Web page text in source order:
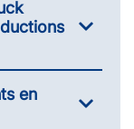
en